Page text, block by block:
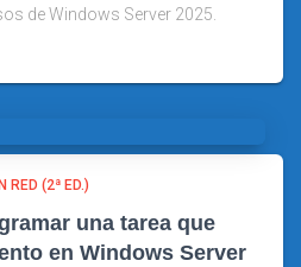
de Windows Server 2025.
RED (2ª ED.)
una tarea que
en Windows Server